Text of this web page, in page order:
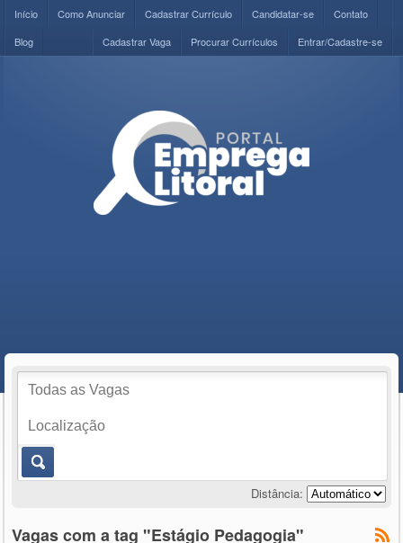
Início Como Anunciar Cadastrar Currículo Candidatar-se
Contato
Blog
Entrar/Cadastre-se
Procurar Currículos
Cadastrar Vaga
Distância:
Vagas com a tag "Estágio Pedagogia"